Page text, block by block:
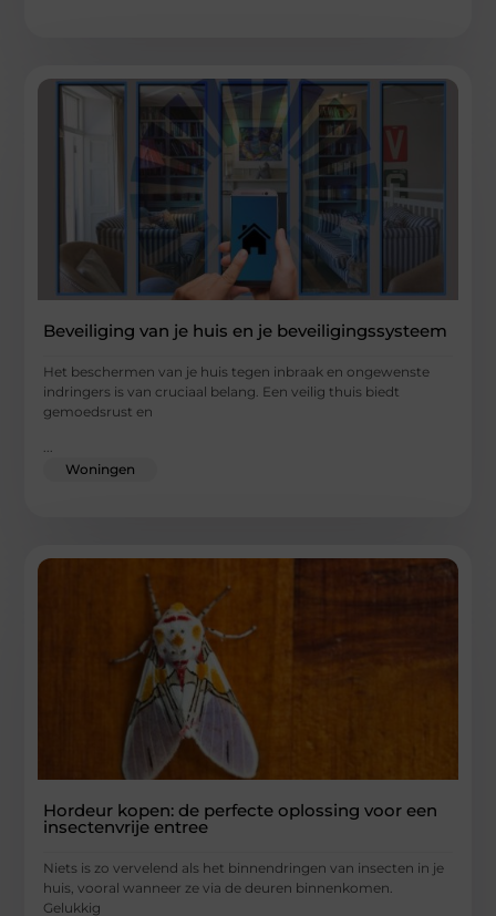
Beveiliging van je huis en je beveiligingssysteem
Het beschermen van je huis tegen inbraak en ongewenste
indringers is van cruciaal belang. Een veilig thuis biedt
gemoedsrust en
...
Woningen
Hordeur kopen: de perfecte oplossing voor een
insectenvrije entree
Niets is zo vervelend als het binnendringen van insecten in je
huis, vooral wanneer ze via de deuren binnenkomen.
Gelukkig